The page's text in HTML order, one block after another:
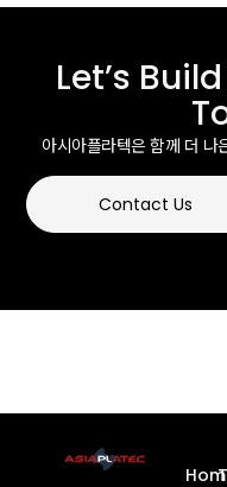
Let’s
아시아플라텍은 함께 더 나
Contact Us